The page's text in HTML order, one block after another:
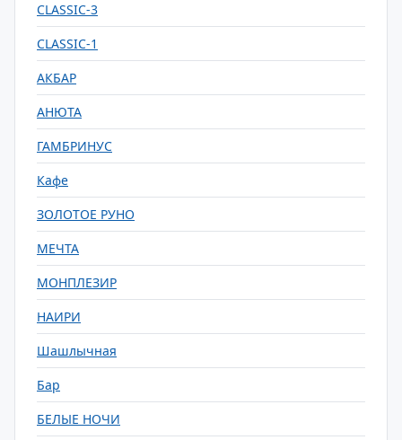
CLASSIC-3
CLASSIC-1
АКБАР
АНЮТА
ГАМБРИНУС
Кафе
ЗОЛОТОЕ РУНО
МЕЧТА
МОНПЛЕЗИР
НАИРИ
Шашлычная
Бар
БЕЛЫЕ НОЧИ